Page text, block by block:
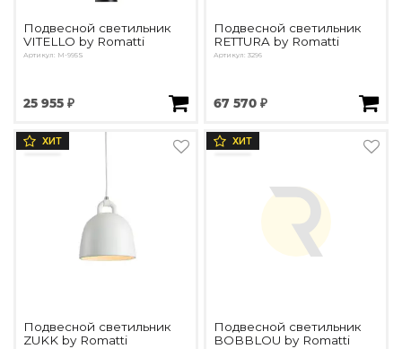
Подвесной светильник
VITELLO by Romatti
Артикул: M-995S
25 955 ₽
Подвесной светильник
RETTURA by Romatti
Артикул: 3296
67 570 ₽
ХИТ
Подвесной светильник
ZUKK by Romatti
ХИТ
Подвесной светильник
BOBBLOU by Romatti